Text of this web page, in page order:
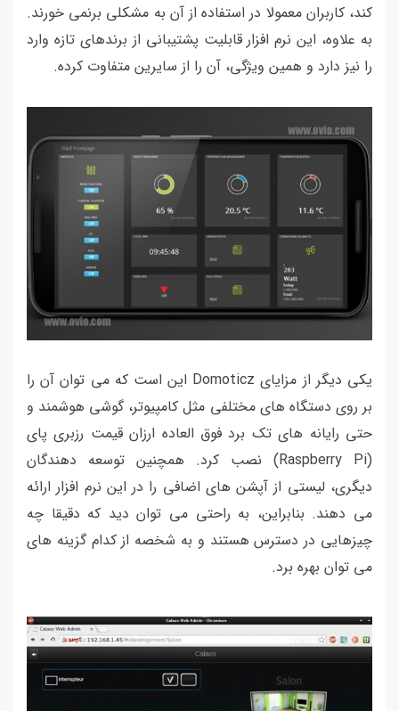
کند، کاربران معمولا در استفاده از آن به مشکلی برنمی خورند.
به علاوه، این نرم افزار قابلیت پشتیبانی از برندهای تازه وارد
را نیز دارد و همین ویژگی، آن را از سایرین متفاوت کرده.
یکی دیگر از مزایای Domoticz این است که می توان آن را
بر روی دستگاه های مختلفی مثل کامپیوتر، گوشی هوشمند و
حتی رایانه های تک برد فوق العاده ارزان قیمت رزبری پای
(Raspberry Pi) نصب کرد. همچنین توسعه دهندگان
دیگری، لیستی از آپشن های اضافی را در این نرم افزار ارائه
می دهند. بنابراین، به راحتی می توان دید که دقیقا چه
چیزهایی در دسترس هستند و به شخصه از کدام گزینه های
می توان بهره برد.